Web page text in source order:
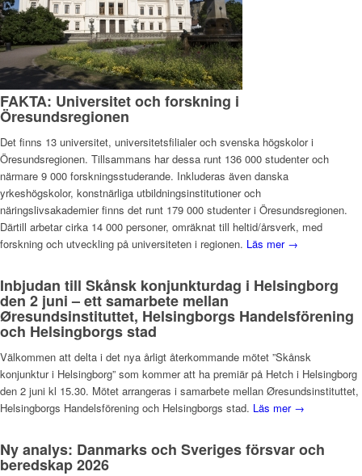
FAKTA: Universitet och forskning i
Öresundsregionen
Det finns 13 universitet, universitetsfilialer och svenska högskolor i
Öresundsregionen. Tillsammans har dessa runt 136 000 studenter och
närmare 9 000 forskningsstuderande. Inkluderas även danska
yrkeshögskolor, konstnärliga utbildningsinstitutioner och
näringslivsakademier finns det runt 179 000 studenter i Öresundsregionen.
Därtill arbetar cirka 14 000 personer, omräknat till heltid/årsverk, med
forskning och utveckling på universiteten i regionen. Läs mer →
Inbjudan till Skånsk konjunkturdag i Helsingborg
den 2 juni – ett samarbete mellan
Øresundsinstituttet, Helsingborgs Handelsförening
och Helsingborgs stad
Välkommen att delta i det nya årligt återkommande mötet ”Skånsk
konjunktur i Helsingborg” som kommer att ha premiär på Hetch i Helsingborg
den 2 juni kl 15.30. Mötet arrangeras i samarbete mellan Øresundsinstituttet,
Helsingborgs Handelsförening och Helsingborgs stad. Läs mer →
Ny analys: Danmarks och Sveriges försvar och
beredskap 2026